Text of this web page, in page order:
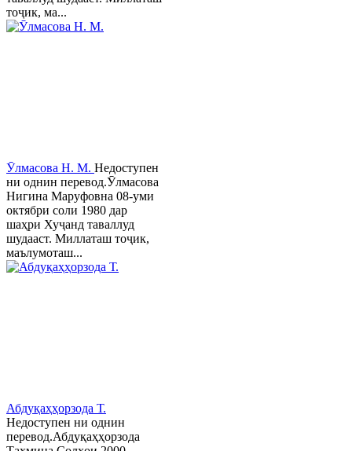
тоҷик, ма...
Ӯлмасова Н. М. Недоступен
ни однин перевод.Ӯлмасова
Нигина Маруфовна 08-уми
октябри соли 1980 дар
шаҳри Хуҷанд таваллуд
шудааст. Миллаташ тоҷик,
маълумоташ...
Абдуқаҳҳорзода Т.
Недоступен ни однин
перевод.Абдуқаҳҳорзода